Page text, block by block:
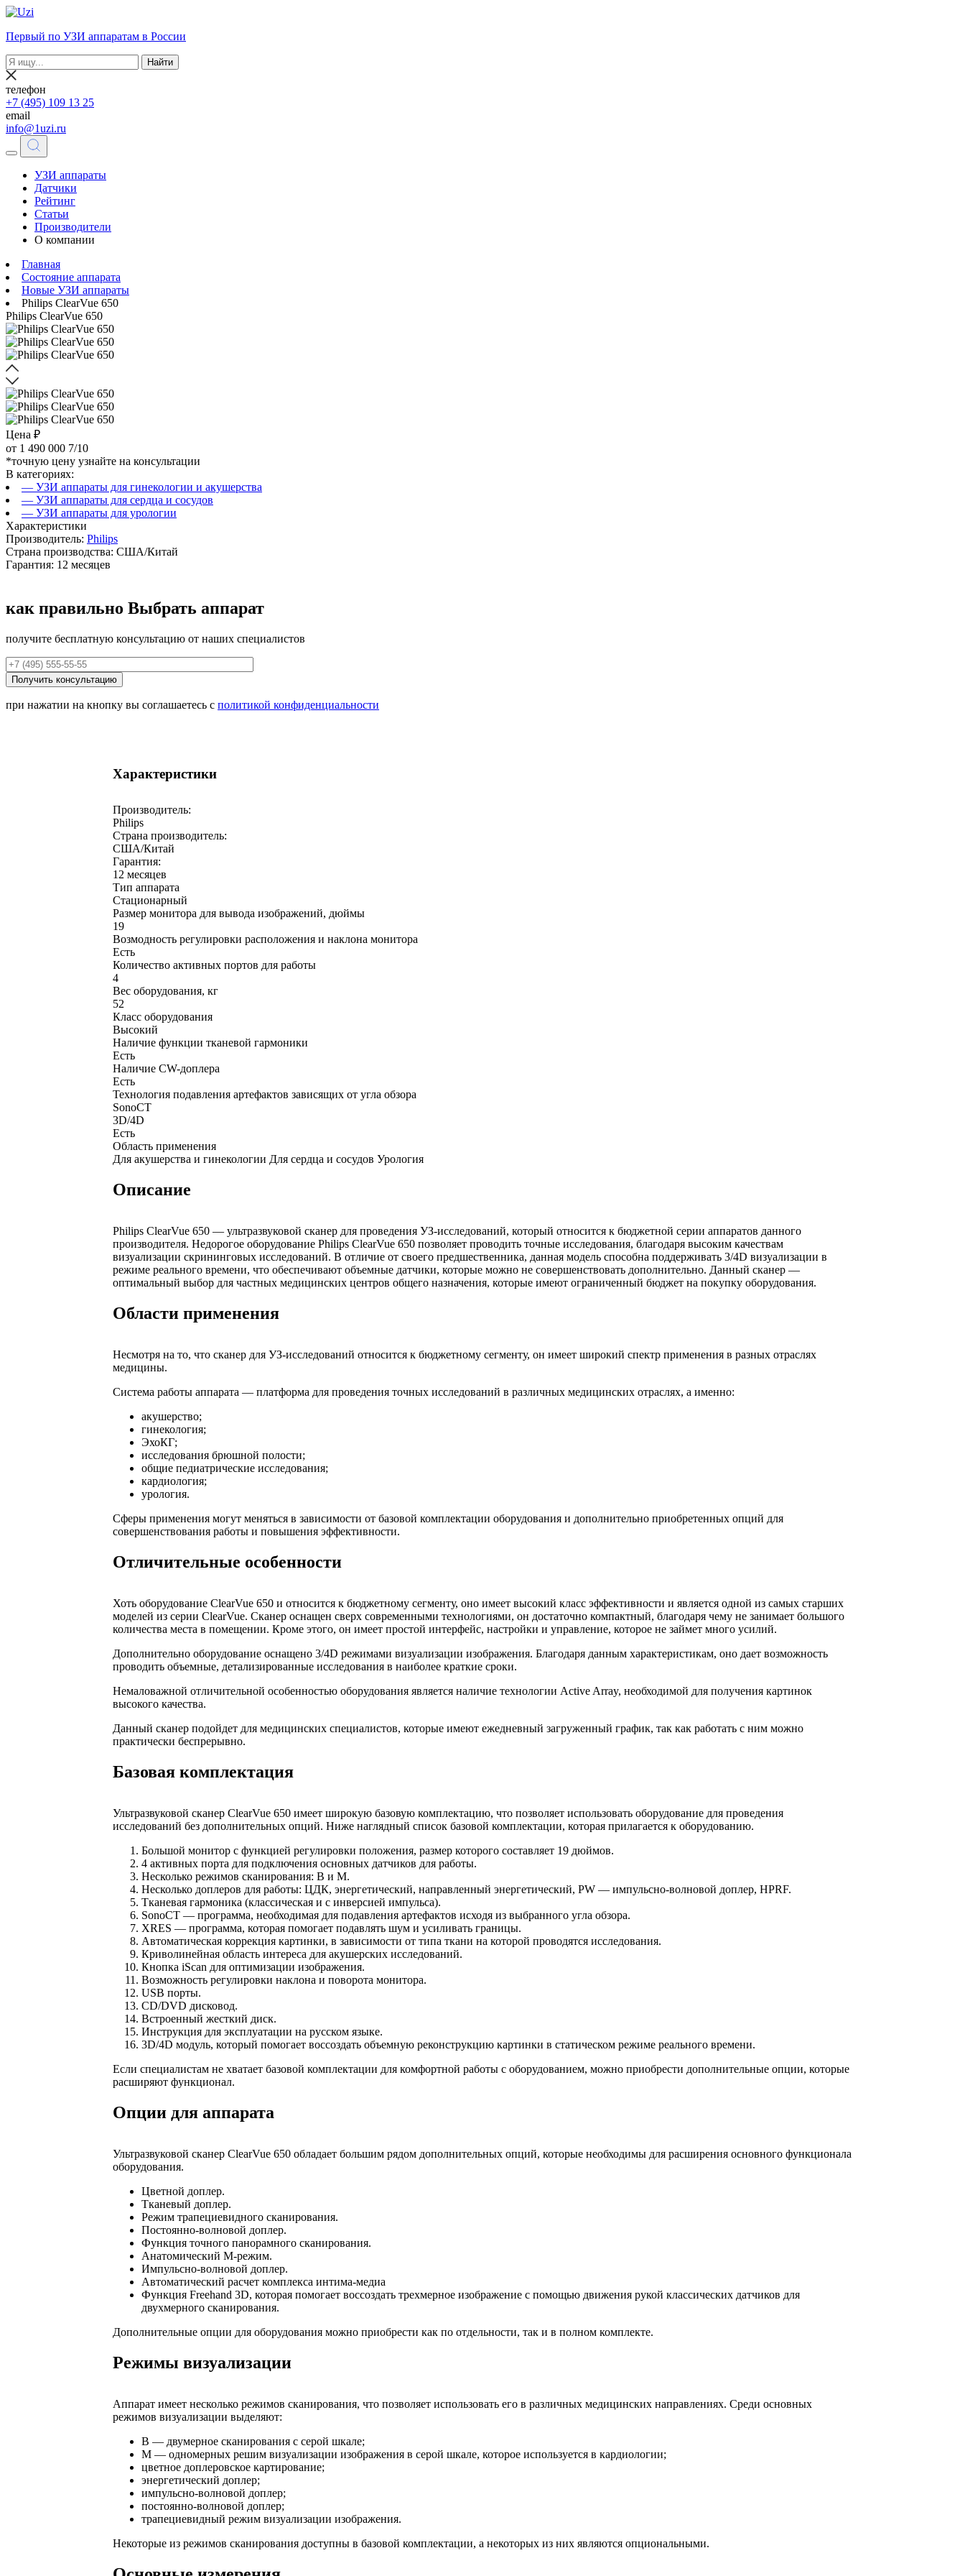
Первый по УЗИ аппаратам в России
Найти
телефон
+7 (495) 109 13 25
email
info@1uzi.ru
УЗИ аппараты
Датчики
Рейтинг
Статьи
Производители
О компании
Главная
Состояние аппарата
Новые УЗИ аппараты
Philips ClearVue 650
Philips ClearVue 650
Цена ₽
от 1 490 000 7/10
*точную цену узнайте на консультации
В категориях:
— УЗИ аппараты для гинекологии и акушерства
— УЗИ аппараты для сердца и сосудов
— УЗИ аппараты для урологии
Характеристики
Производитель: Philips
Страна производства: США/Китай
Гарантия: 12 месяцев
как правильно Выбрать аппарат
получите бесплатную консультацию от наших специалистов
при нажатии на кнопку вы соглашаетесь с политикой конфиденциальности
Характеристики
Производитель:
Philips
Страна производитель:
США/Китай
Гарантия:
12 месяцев
Тип аппарата
Стационарный
Размер монитора для вывода изображений, дюймы
19
Возмодность регулировки расположения и наклона монитора
Есть
Количество активных портов для работы
4
Вес оборудования, кг
52
Класс оборудования
Высокий
Наличие функции тканевой гармоники
Есть
Наличие CW-доплера
Есть
Технология подавления артефактов зависящих от угла обзора
SonoCT
3D/4D
Есть
Область применения
Для акушерства и гинекологии Для сердца и сосудов Урология
Описание
Philips ClearVue 650 — ультразвуковой сканер для проведения УЗ-исследований, который относится к бюджетной серии аппаратов данного
производителя. Недорогое оборудование Philips ClearVue 650 позволяет проводить точные исследования, благодаря высоким качествам
визуализации скрининговых исследований. В отличие от своего предшественника, данная модель способна поддерживать 3/4D визуализации в
режиме реального времени, что обеспечивают объемные датчики, которые можно не совершенствовать дополнительно. Данный сканер —
оптимальный выбор для частных медицинских центров общего назначения, которые имеют ограниченный бюджет на покупку оборудования.
Области применения
Несмотря на то, что сканер для УЗ-исследований относится к бюджетному сегменту, он имеет широкий спектр применения в разных отраслях
медицины.
Система работы аппарата — платформа для проведения точных исследований в различных медицинских отраслях, а именно:
акушерство;
гинекология;
ЭхоКГ;
исследования брюшной полости;
общие педиатрические исследования;
кардиология;
урология.
Сферы применения могут меняться в зависимости от базовой комплектации оборудования и дополнительно приобретенных опций для
совершенствования работы и повышения эффективности.
Отличительные особенности
Хоть оборудование ClearVue 650 и относится к бюджетному сегменту, оно имеет высокий класс эффективности и является одной из самых старших
моделей из серии ClearVue. Сканер оснащен сверх современными технологиями, он достаточно компактный, благодаря чему не занимает большого
количества места в помещении. Кроме этого, он имеет простой интерфейс, настройки и управление, которое не займет много усилий.
Дополнительно оборудование оснащено 3/4D режимами визуализации изображения. Благодаря данным характеристикам, оно дает возможность
проводить объемные, детализированные исследования в наиболее краткие сроки.
Немаловажной отличительной особенностью оборудования является наличие технологии Active Array, необходимой для получения картинок
высокого качества.
Данный сканер подойдет для медицинских специалистов, которые имеют ежедневный загруженный график, так как работать с ним можно
практически беспрерывно.
Базовая комплектация
Ультразвуковой сканер ClearVue 650 имеет широкую базовую комплектацию, что позволяет использовать оборудование для проведения
исследований без дополнительных опций. Ниже наглядный список базовой комплектации, которая прилагается к оборудованию.
Большой монитор с функцией регулировки положения, размер которого составляет 19 дюймов.
4 активных порта для подключения основных датчиков для работы.
Несколько режимов сканирования: В и М.
Несколько доплеров для работы: ЦДК, энергетический, направленный энергетический, PW — импульсно-волновой доплер, HPRF.
Тканевая гармоника (классическая и с инверсией импульса).
SonoCT — программа, необходимая для подавления артефактов исходя из выбранного угла обзора.
XRES — программа, которая помогает подавлять шум и усиливать границы.
Автоматическая коррекция картинки, в зависимости от типа ткани на которой проводятся исследования.
Криволинейная область интереса для акушерских исследований.
Кнопка iScan для оптимизации изображения.
Возможность регулировки наклона и поворота монитора.
USB порты.
CD/DVD дисковод.
Встроенный жесткий диск.
Инструкция для эксплуатации на русском языке.
3D/4D модуль, который помогает воссоздать объемную реконструкцию картинки в статическом режиме реального времени.
Если специалистам не хватает базовой комплектации для комфортной работы с оборудованием, можно приобрести дополнительные опции, которые
расширяют функционал.
Опции для аппарата
Ультразвуковой сканер ClearVue 650 обладает большим рядом дополнительных опций, которые необходимы для расширения основного функционала
оборудования.
Цветной доплер.
Тканевый доплер.
Режим трапециевидного сканирования.
Постоянно-волновой доплер.
Функция точного панорамного сканирования.
Анатомический М-режим.
Импульсно-волновой доплер.
Автоматический расчет комплекса интима-медиа
Функция Freehand 3D, которая помогает воссоздать трехмерное изображение с помощью движения рукой классических датчиков для
двухмерного сканирования.
Дополнительные опции для оборудования можно приобрести как по отдельности, так и в полном комплекте.
Режимы визуализации
Аппарат имеет несколько режимов сканирования, что позволяет использовать его в различных медицинских направлениях. Среди основных
режимов визуализации выделяют:
В — двумерное сканирования с серой шкале;
М — одномерных решим визуализации изображения в серой шкале, которое используется в кардиологии;
цветное доплеровское картирование;
энергетический доплер;
импульсно-волновой доплер;
постоянно-волновой доплер;
трапециевидный режим визуализации изображения.
Некоторые из режимов сканирования доступны в базовой комплектации, а некоторых из них являются опциональными.